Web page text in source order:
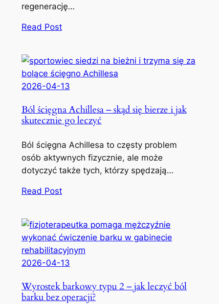
regenerację…
Read Post
2026-04-13
Ból ścięgna Achillesa – skąd się bierze i jak
skutecznie go leczyć
Ból ścięgna Achillesa to częsty problem
osób aktywnych fizycznie, ale może
dotyczyć także tych, którzy spędzają…
Read Post
2026-04-13
Wyrostek barkowy typu 2 – jak leczyć ból
barku bez operacji?